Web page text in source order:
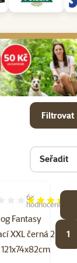
Filtrovat
Seřadit
ohrádky pro psy
Fantasy
XXL černá 2
100%, počet
6×
hodnocení
1